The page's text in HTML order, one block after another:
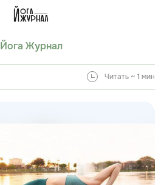
Йога Журнал
Читать ~ 1 мин